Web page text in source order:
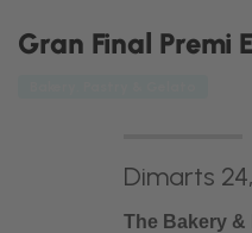
Gran Final Premi
Dimarts 24,
The Bakery &